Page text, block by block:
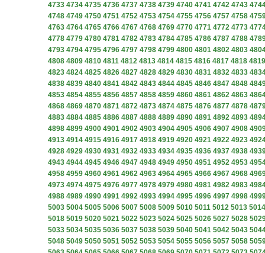
4733 4734 4735 4736 4737 4738 4739 4740 4741 4742 4743
4748 4749 4750 4751 4752 4753 4754 4755 4756 4757 4758
4763 4764 4765 4766 4767 4768 4769 4770 4771 4772 4773
4778 4779 4780 4781 4782 4783 4784 4785 4786 4787 4788
4793 4794 4795 4796 4797 4798 4799 4800 4801 4802 4803
4808 4809 4810 4811 4812 4813 4814 4815 4816 4817 4818 4819
4823 4824 4825 4826 4827 4828 4829 4830 4831 4832 4833
4838 4839 4840 4841 4842 4843 4844 4845 4846 4847 4848
4853 4854 4855 4856 4857 4858 4859 4860 4861 4862 4863
4868 4869 4870 4871 4872 4873 4874 4875 4876 4877 4878
4883 4884 4885 4886 4887 4888 4889 4890 4891 4892 4893
4898 4899 4900 4901 4902 4903 4904 4905 4906 4907 4908
4913 4914 4915 4916 4917 4918 4919 4920 4921 4922 4923
4928 4929 4930 4931 4932 4933 4934 4935 4936 4937 4938
4943 4944 4945 4946 4947 4948 4949 4950 4951 4952 4953
4958 4959 4960 4961 4962 4963 4964 4965 4966 4967 4968
4973 4974 4975 4976 4977 4978 4979 4980 4981 4982 4983
4988 4989 4990 4991 4992 4993 4994 4995 4996 4997 4998
5003 5004 5005 5006 5007 5008 5009 5010 5011 5012 5013 5014
5018 5019 5020 5021 5022 5023 5024 5025 5026 5027 5028
5033 5034 5035 5036 5037 5038 5039 5040 5041 5042 5043
5048 5049 5050 5051 5052 5053 5054 5055 5056 5057 5058